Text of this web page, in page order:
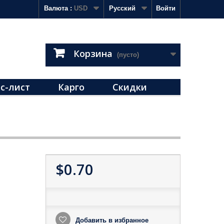
Войти
Русский
Валюта : USD
Корзина (пусто)
лист Карго Скидки
$0.70
Добавить в избранное